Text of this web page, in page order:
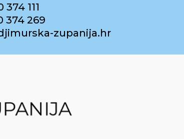
111
374 269
zupanija.hr